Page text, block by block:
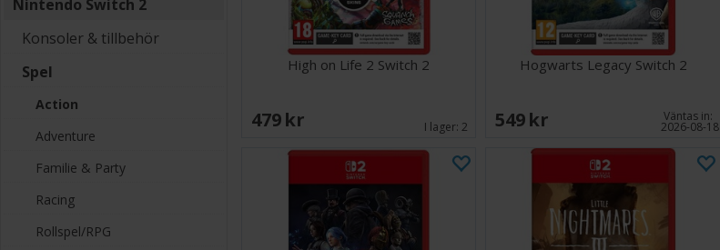
Nintendo Switch 2
Konsoler & tillbehör
Spel
Action
Adventure
Familie & Party
Racing
Rollspel/RPG
High on Life 2 Switch 2
479 SEK I lager: 2
Hogwarts Legacy Switch 2
549 SEK Väntas in:
2026-08-18